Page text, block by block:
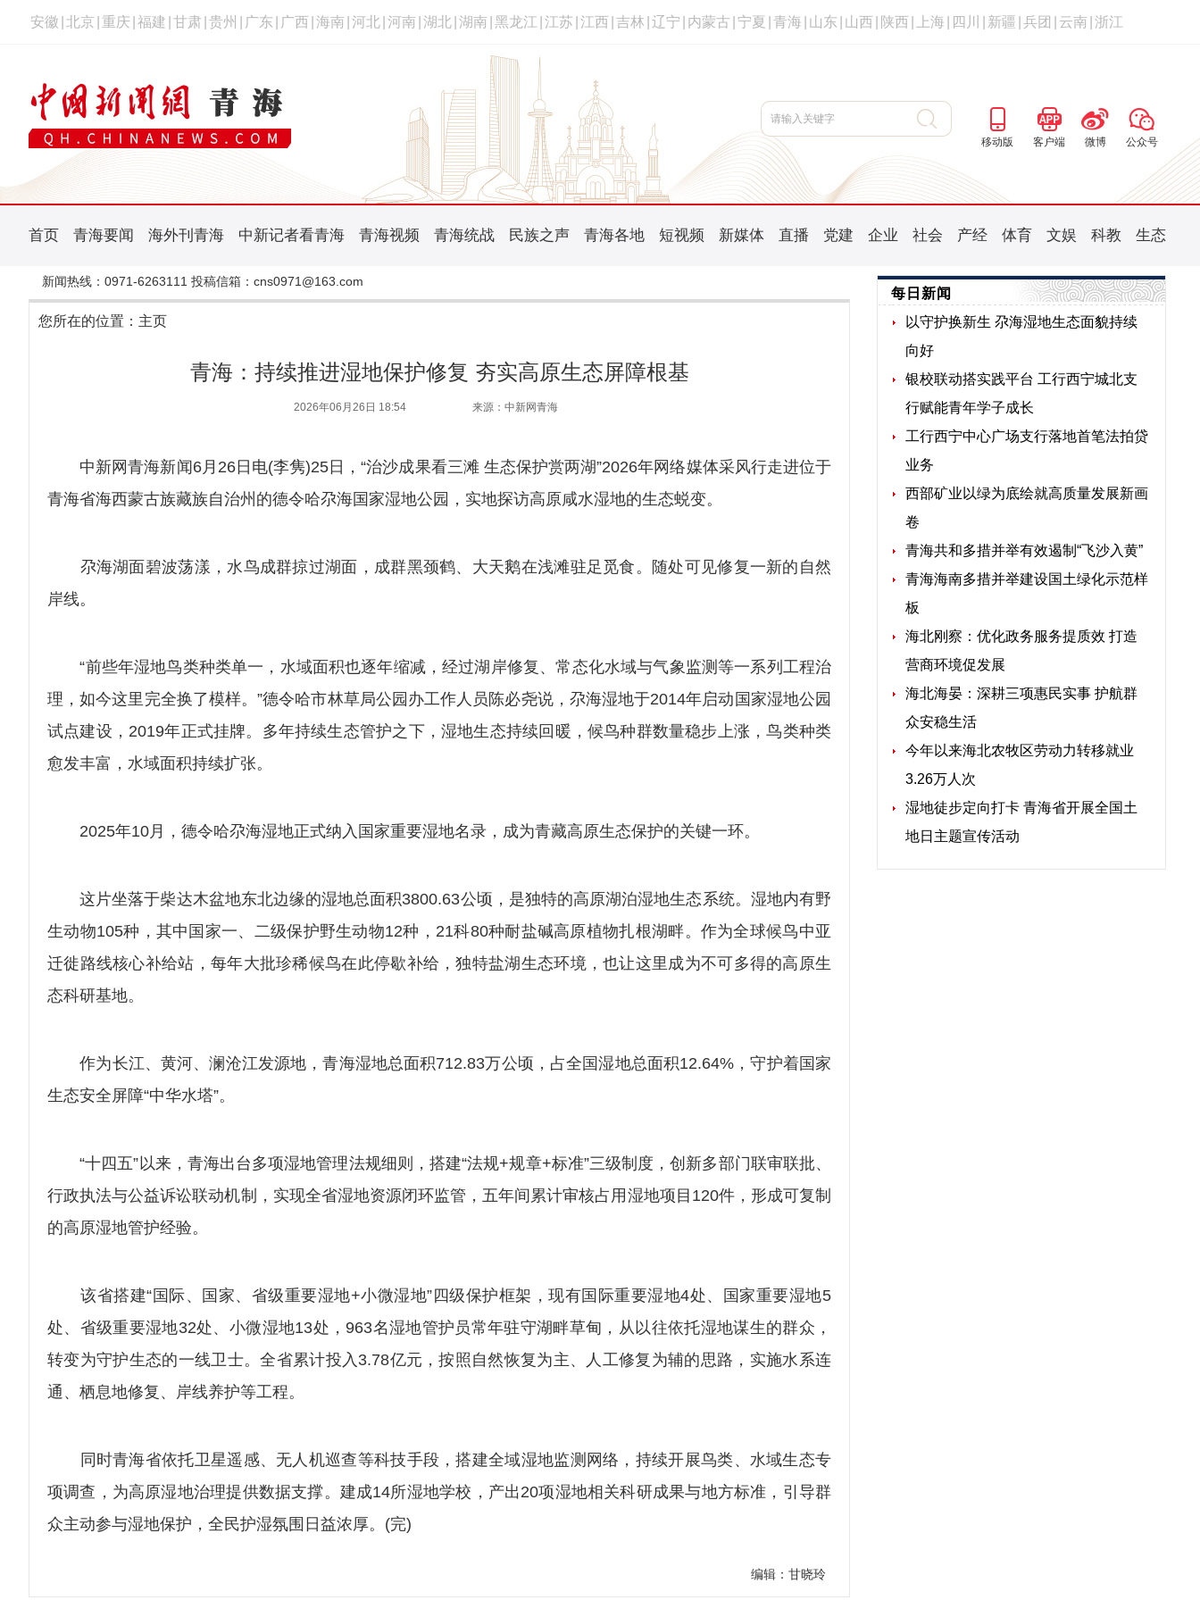
安徽 北京 重庆 福建 甘肃 贵州 广东 广西 海南 河北 河南 湖北 湖南 黑龙江 江苏 江西 吉林 辽宁 内蒙古 宁夏 青海 山东 山西 陕西 上海 四川 新疆 兵团 云南 浙江
移动版 客户端 微博 公众号
首页 青海要闻 海外刊青海 中新记者看青海 青海视频 青海统战 民族之声 青海各地 短视频 新媒体 直播 党建 企业 社会 产经 体育 文娱 科教 生态
新闻热线：0971-6263111 投稿信箱：cns0971@163.com
您所在的位置： 主页
青海：持续推进湿地保护修复 夯实高原生态屏障根基
2026年06月26日 18:54 来源：中新网青海
中新网青海新闻6月26日电(李隽)25日，“治沙成果看三滩 生态保护赏两湖”2026年网络媒体采风行走进位于
青海省海西蒙古族藏族自治州的德令哈尕海国家湿地公园，实地探访高原咸水湿地的生态蜕变。
尕海湖面碧波荡漾，水鸟成群掠过湖面，成群黑颈鹤、大天鹅在浅滩驻足觅食。随处可见修复一新的自然
岸线。
“前些年湿地鸟类种类单一，水域面积也逐年缩减，经过湖岸修复、常态化水域与气象监测等一系列工程治
理，如今这里完全换了模样。”德令哈市林草局公园办工作人员陈必尧说，尕海湿地于2014年启动国家湿地公园
试点建设，2019年正式挂牌。多年持续生态管护之下，湿地生态持续回暖，候鸟种群数量稳步上涨，鸟类种类
愈发丰富，水域面积持续扩张。
2025年10月，德令哈尕海湿地正式纳入国家重要湿地名录，成为青藏高原生态保护的关键一环。
这片坐落于柴达木盆地东北边缘的湿地总面积3800.63公顷，是独特的高原湖泊湿地生态系统。湿地内有野
生动物105种，其中国家一、二级保护野生动物12种，21科80种耐盐碱高原植物扎根湖畔。作为全球候鸟中亚
迁徙路线核心补给站，每年大批珍稀候鸟在此停歇补给，独特盐湖生态环境，也让这里成为不可多得的高原生
态科研基地。
作为长江、黄河、澜沧江发源地，青海湿地总面积712.83万公顷，占全国湿地总面积12.64%，守护着国家
生态安全屏障“中华水塔”。
“十四五”以来，青海出台多项湿地管理法规细则，搭建“法规+规章+标准”三级制度，创新多部门联审联批、
行政执法与公益诉讼联动机制，实现全省湿地资源闭环监管，五年间累计审核占用湿地项目120件，形成可复制
的高原湿地管护经验。
该省搭建“国际、国家、省级重要湿地+小微湿地”四级保护框架，现有国际重要湿地4处、国家重要湿地5
处、省级重要湿地32处、小微湿地13处，963名湿地管护员常年驻守湖畔草甸，从以往依托湿地谋生的群众，
转变为守护生态的一线卫士。全省累计投入3.78亿元，按照自然恢复为主、人工修复为辅的思路，实施水系连
通、栖息地修复、岸线养护等工程。
同时青海省依托卫星遥感、无人机巡查等科技手段，搭建全域湿地监测网络，持续开展鸟类、水域生态专
项调查，为高原湿地治理提供数据支撑。建成14所湿地学校，产出20项湿地相关科研成果与地方标准，引导群
众主动参与湿地保护，全民护湿氛围日益浓厚。(完)
编辑：甘晓玲
每日新闻
以守护换新生 尕海湿地生态面貌持续
向好
银校联动搭实践平台 工行西宁城北支
行赋能青年学子成长
工行西宁中心广场支行落地首笔法拍贷
业务
西部矿业以绿为底绘就高质量发展新画
卷
青海共和多措并举有效遏制“飞沙入黄”
青海海南多措并举建设国土绿化示范样
板
海北刚察：优化政务服务提质效 打造
营商环境促发展
海北海晏：深耕三项惠民实事 护航群
众安稳生活
今年以来海北农牧区劳动力转移就业
3.26万人次
湿地徒步定向打卡 青海省开展全国土
地日主题宣传活动